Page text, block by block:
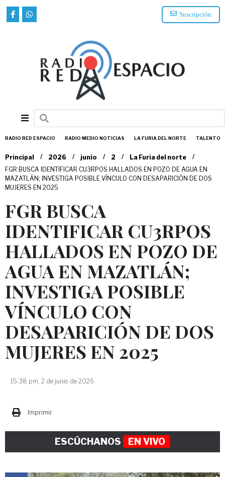
Suscripción
RADIO RED ESPACIO RADIO MEDIO NOTICIAS LA FURIA DEL NORTE TALENTO
Principal / 2026 / junio / 2 / La Furia del norte
/
FGR BUSCA IDENTIFICAR CU3RPOS HALLADOS EN POZO DE AGUA EN
MAZATLÁN; INVESTIGA POSIBLE VÍNCULO CON DESAPARICIÓN DE DOS
MUJERES EN 2025
FGR BUSCA
IDENTIFICAR CU3RPOS
HALLADOS EN POZO DE
AGUA EN MAZATLÁN;
INVESTIGA POSIBLE
VÍNCULO CON
DESAPARICIÓN DE DOS
MUJERES EN 2025
15:38 pm, 2 de junio de 2026
Imprimir
ESCÚCHANOS EN VIVO